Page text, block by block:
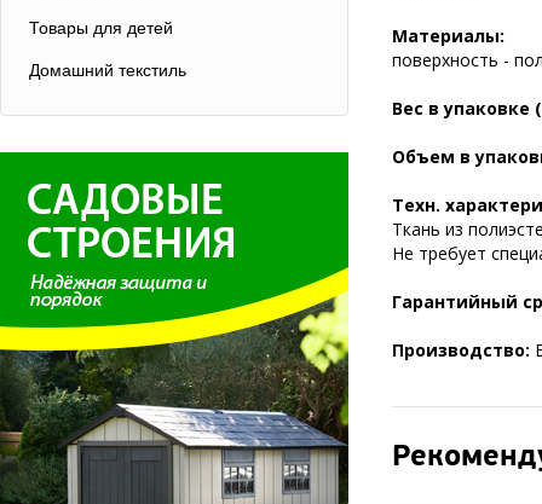
Товары для детей
Домашний текстиль
Материалы:
поверхность -
Вес в упаковке
Объем в
Техн.
Ткань из
Не требует
Гарантийный
Производство: